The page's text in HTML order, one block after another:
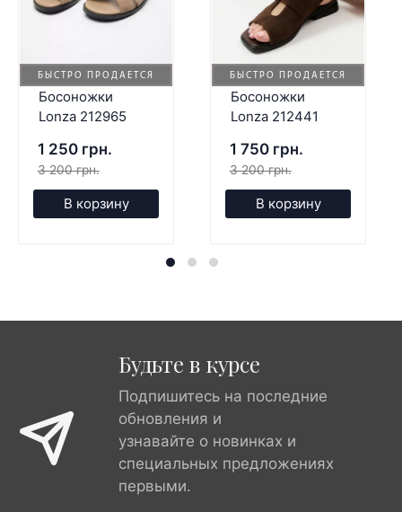
БЫСТРО ПРОДАЕТСЯ
Босоножки
Lonza 212965
1 250 грн.
3 200 грн.
В корзину
БЫСТРО ПРОДАЕТСЯ
Босоножки
Lonza 212441
1 750 грн.
3 200 грн.
В корзину
Будьте в курсе
Подпишитесь на последние
обновления и
узнавайте о новинках и
специальных предложениях
первыми.